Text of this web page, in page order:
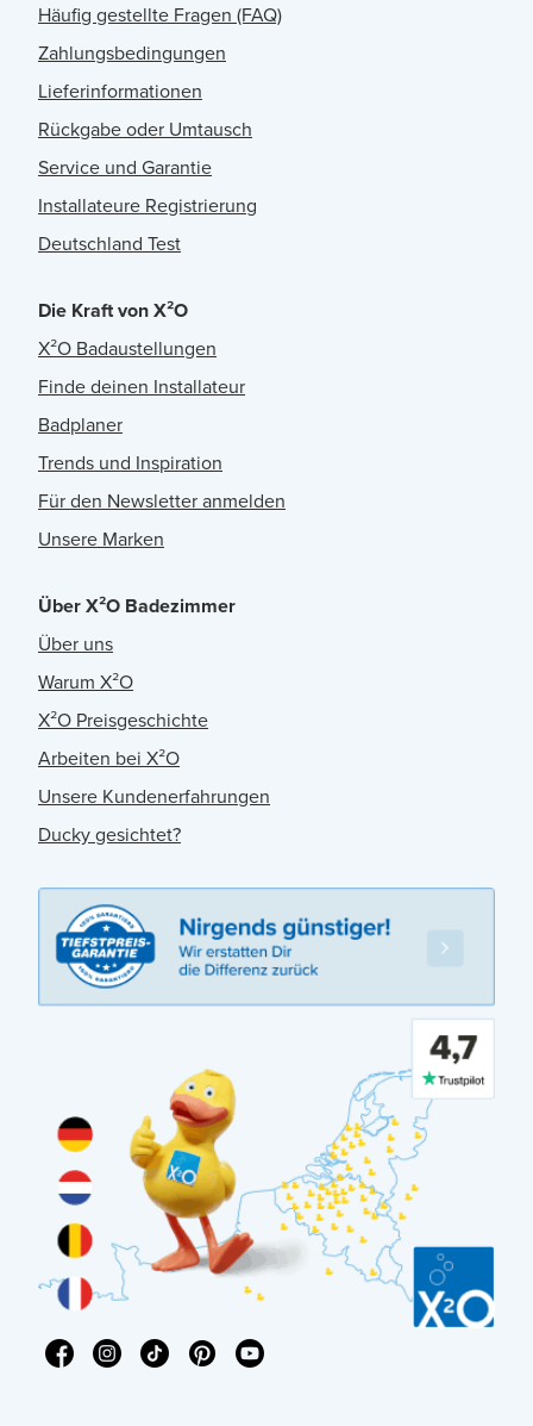
Häufig gestellte Fragen (FAQ)
Zahlungsbedingungen
Lieferinformationen
Rückgabe oder Umtausch
Service und Garantie
Installateure Registrierung
Deutschland Test
Die Kraft von X²O
X²O Badaustellungen
Finde deinen Installateur
Badplaner
Trends und Inspiration
Für den Newsletter anmelden
Unsere Marken
Über X²O Badezimmer
Über uns
Warum X²O
X²O Preisgeschichte
Arbeiten bei X²O
Unsere Kundenerfahrungen
Ducky gesichtet?